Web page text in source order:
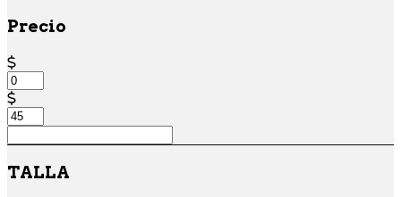
Precio
TALLA